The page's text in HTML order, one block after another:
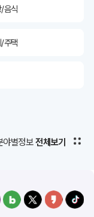
음식
주택
이브
&통계
야별정보 전체보기